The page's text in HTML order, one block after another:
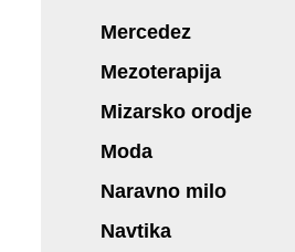
Mercedez
Mezoterapija
Mizarsko orodje
Moda
Naravno milo
Navtika